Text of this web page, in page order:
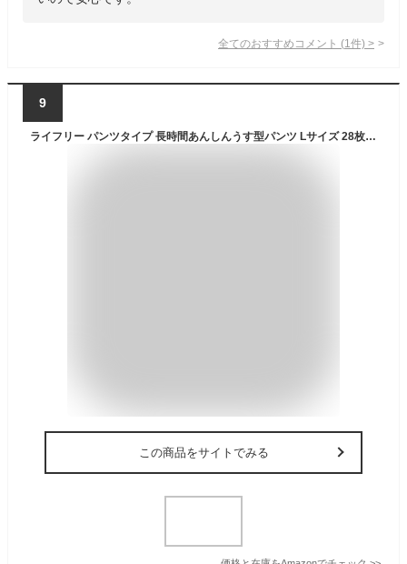
全てのおすすめコメント (1 件) >
9
ライフリー パンツタイプ 長時間あんしんうす型パンツ Lサイズ 28枚 4回吸収 【介助で歩ける方】
この商品をサイトでみる